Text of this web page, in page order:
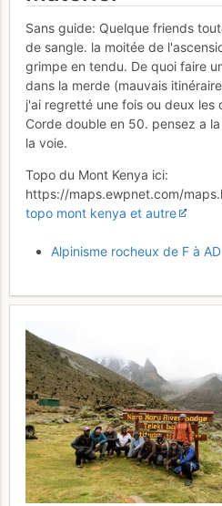
Sans guide: Quelque friends
de sangle. la moitée de
grimpe en tendu. De quoi faire
dans la merde (mauvais
j'ai regretté une fois ou deux les
Corde double en 50. pensez a
la voie.
Topo du Mont Kenya ici:
https://maps.ewpnet.com/
topo mont kenya et autre
Alpinisme rocheux de F à AD